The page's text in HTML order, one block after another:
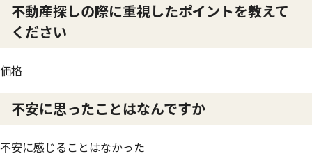
不動産探しの際に重視したポイントを教えて
ください
価格
不安に思ったことはなんですか
不安に感じることはなかった